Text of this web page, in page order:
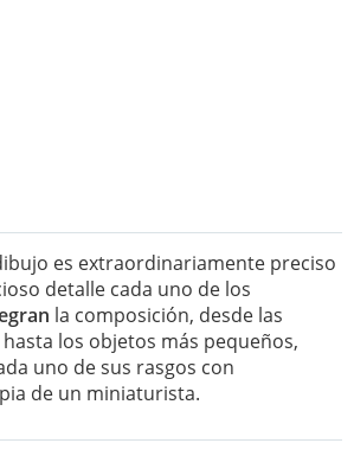
es extraordinariamente preciso
detalle cada uno de los
la composición, desde las
los objetos más pequeños,
uno de sus rasgos con
de un miniaturista.